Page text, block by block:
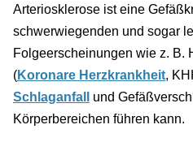
Arteriosklerose ist eine
schwerwiegenden und sogar
Folgeerscheinungen wie z. B.
(Koronare Herzkrankheit,
Schlaganfall
und
Körperbereichen führen kann.